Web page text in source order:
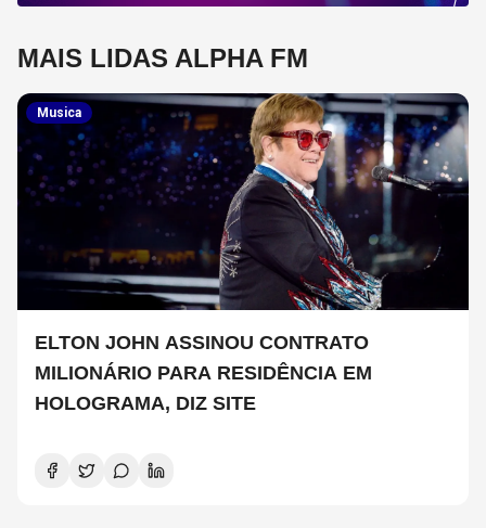
MAIS LIDAS ALPHA FM
Musica
ELTON JOHN ASSINOU CONTRATO
MILIONÁRIO PARA RESIDÊNCIA EM
HOLOGRAMA, DIZ SITE